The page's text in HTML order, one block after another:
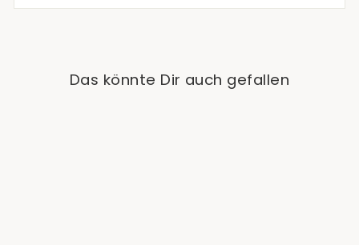
Das könnte Dir auch gefallen